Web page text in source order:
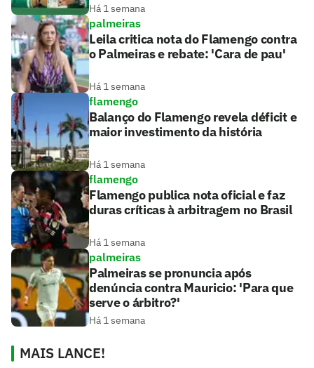
Há 1 semana
palmeiras
Leila critica nota do Flamengo contra
o Palmeiras e rebate: 'Cara de pau'
Há 1 semana
flamengo
Balanço do Flamengo revela déficit e
maior investimento da história
Há 1 semana
flamengo
Flamengo publica nota oficial e faz
duras críticas à arbitragem no Brasil
Há 1 semana
palmeiras
Palmeiras se pronuncia após
denúncia contra Mauricio: 'Para que
serve o árbitro?'
Há 1 semana
MAIS LANCE!